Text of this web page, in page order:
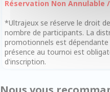
Réservation Non Annulable
*Ultrajeux se réserve le droit
nombre de participants. La
promotionnels est dépendante
présence au tournoi est
d'inscription.